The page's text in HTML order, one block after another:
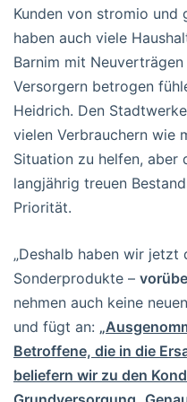
Kunden von stromio und
haben auch viele
Barnim mit
Versorgern betrogen
Heidrich. Den
vielen Verbrauchern wie
Situation zu helfen, aber
langjährig treuen
Priorität.
„Deshalb haben wir jetzt
Sonderprodukte –
nehmen auch keine
und fügt an:
Betroffene, die in die
beliefern wir zu den